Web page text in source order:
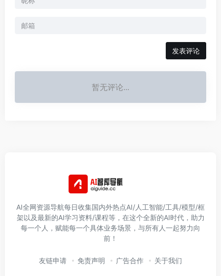
发表评论
暂无评论...
AI全网资源导航每日收集国内外热点AI/人工智能/工具/模型/框
架以及最新的AI学习资料/课程等，在这个全新的AI时代，助力
每一个人，赋能每一个具体业务场景，与所有人一起努力向
前！
友链申请 免责声明 广告合作 关于我们